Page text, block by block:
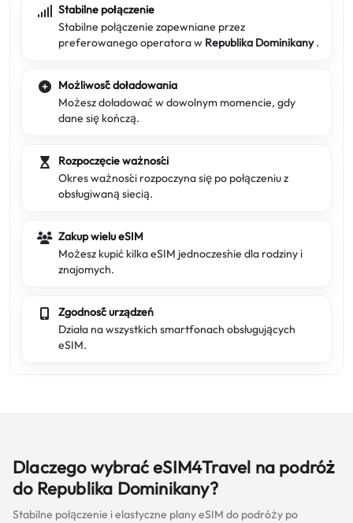
Stabilne połączenie
Stabilne połączenie zapewniane przez
preferowanego operatora w Republika Dominikany.
Możliwość doładowania
Możesz doładować w dowolnym momencie, gdy
dane się kończą.
Rozpoczęcie ważności
Okres ważności rozpoczyna się po połączeniu z
obsługiwaną siecią.
Zakup wielu eSIM
Możesz kupić kilka eSIM jednocześnie dla rodziny i
znajomych.
Zgodność urządzeń
Działa na wszystkich smartfonach obsługujących
eSIM.
Dlaczego wybrać eSIM4Travel na podróż
do Republika Dominikany?
Stabilne połączenie i elastyczne plany eSIM do podróży po